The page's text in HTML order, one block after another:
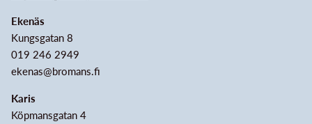
Ekenäs
Kungsgatan 8
019 246 2949
ekenas@bromans.fi
Karis
Köpmansgatan 4